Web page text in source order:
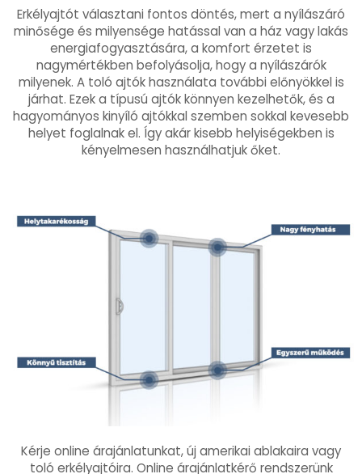
Erkélyajtót választani fontos döntés, mert a nyílászáró
minősége és milyensége hatással van a ház vagy lakás
energiafogyasztására, a komfort érzetet is
nagymértékben befolyásolja, hogy a nyílászárók
milyenek. A toló ajtók használata további előnyökkel is
járhat. Ezek a típusú ajtók könnyen kezelhetők, és a
hagyományos kinyíló ajtókkal szemben sokkal kevesebb
helyet foglalnak el. Így akár kisebb helyiségekben is
kényelmesen használhatjuk őket.
Kérje online árajánlatunkat, új amerikai ablakaira vagy
toló erkélyajtóira. Online árajánlatkérő rendszerünk